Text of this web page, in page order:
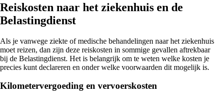
Reiskosten naar het ziekenhuis en de
Belastingdienst
Als je vanwege ziekte of medische behandelingen naar het ziekenhuis
moet reizen, dan zijn deze reiskosten in sommige gevallen aftrekbaar
bij de Belastingdienst. Het is belangrijk om te weten welke kosten je
precies kunt declareren en onder welke voorwaarden dit mogelijk is.
Kilometervergoeding en vervoerskosten